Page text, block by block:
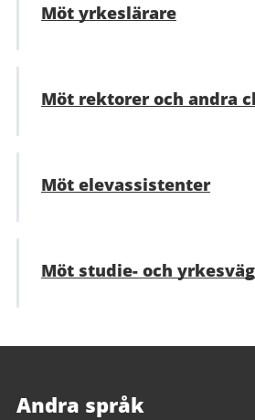
Möt yrkeslärare
Möt rektorer och andra
Möt elevassistenter
Möt studie- och
Andra språk